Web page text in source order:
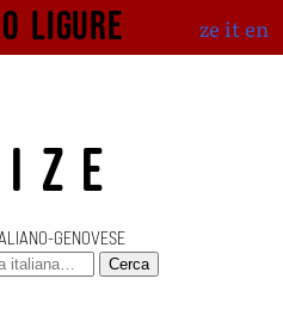
ligure ze iten
GENOVESE
Cerca